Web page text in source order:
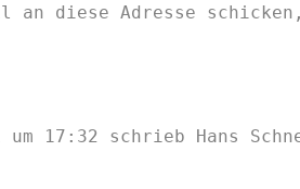
an diese Adresse
um 17:32 schrieb Hans